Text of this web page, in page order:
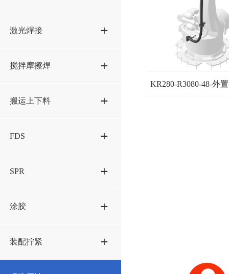
激光焊接
搅拌摩擦焊
搬运上下料
FDS
SPR
涂胶
装配拧紧
KR280-R3080-48-外